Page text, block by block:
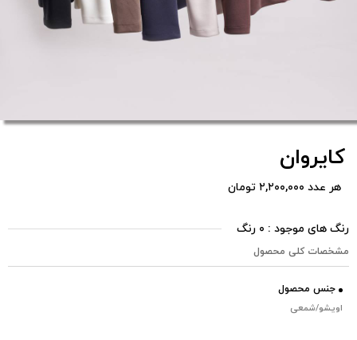
کایروان
هر عدد ۲,۲۰۰,۰۰۰ تومان
رنگ های موجود : ۰ رنگ
مشخصات کلی محصول
جنس محصول
اویشو/شمعی